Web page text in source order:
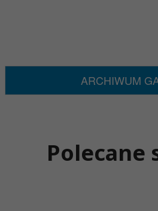
ARCHIWUM
Polecane